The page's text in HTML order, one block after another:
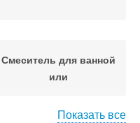
Смеситель для ванной
или
Показать все